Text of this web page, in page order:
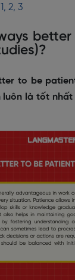
2, 3
to be
luôn là tốt